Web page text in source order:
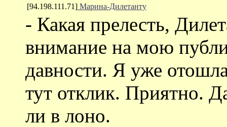
[94.198.111.71] Марина-Дилетанту
- Какая прелесть,
внимание на мою
давности. Я уже
тут отклик. Приятно.
ли в лоно.